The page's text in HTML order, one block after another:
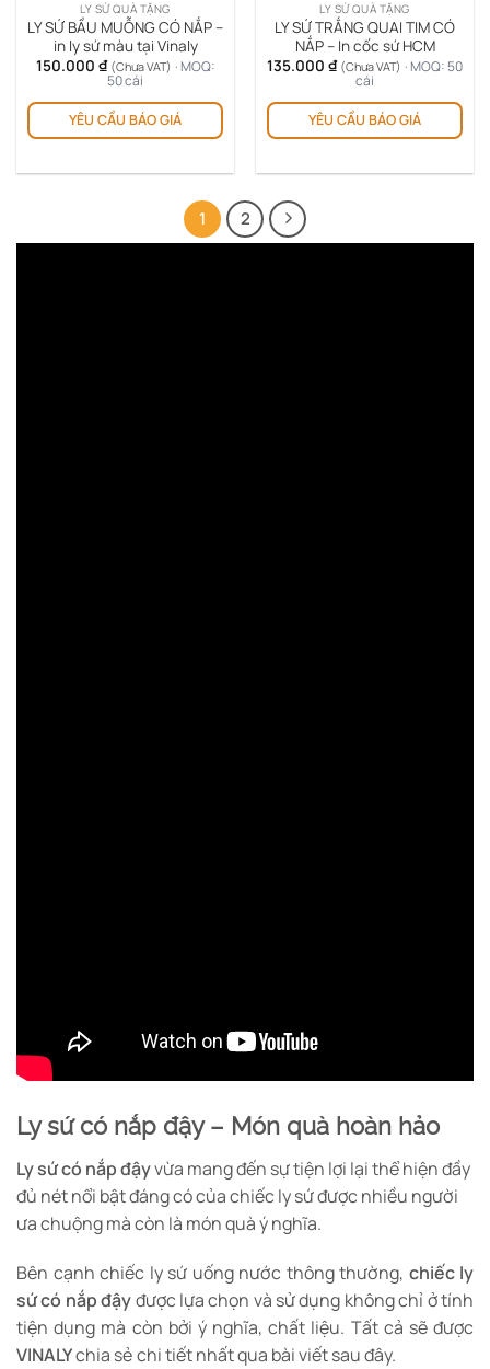
LY SỨ QUÀ TẶNG
LY SỨ BẦU MUỖNG CÓ NẮP –
in ly sứ màu tại Vinaly
150.000 ₫ (Chưa VAT) · MOQ:
50 cái
YÊU CẦU BÁO GIÁ
LY SỨ QUÀ TẶNG
LY SỨ TRẮNG QUAI TIM CÓ
NẮP – In cốc sứ HCM
135.000 ₫ (Chưa VAT) · MOQ: 50
cái
YÊU CẦU BÁO GIÁ
1 2
Ly sứ có nắp đậy – Món quà hoàn hảo
Ly sứ có nắp đậyvừa mang đến sự tiện lợi lại thể hiện đầy
đủ nét nổi bật đáng có của chiếc ly sứ được nhiều người
ưa chuộng mà còn là món quà ý nghĩa.
Bên cạnh chiếc ly sứ uống nước thông thường, chiếc ly
sứ có nắp đậyđược lựa chọn và sử dụng không chỉ ở tính
tiện dụng mà còn bởi ý nghĩa, chất liệu. Tất cả sẽ được
VINALYchia sẻ chi tiết nhất qua bài viết sau đây.